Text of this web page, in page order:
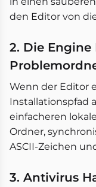
den Editor von
2. Die
Wenn der Editor
Installationspfad
einfacheren
Ordner,
ASCII-Zeichen
3. Antivirus